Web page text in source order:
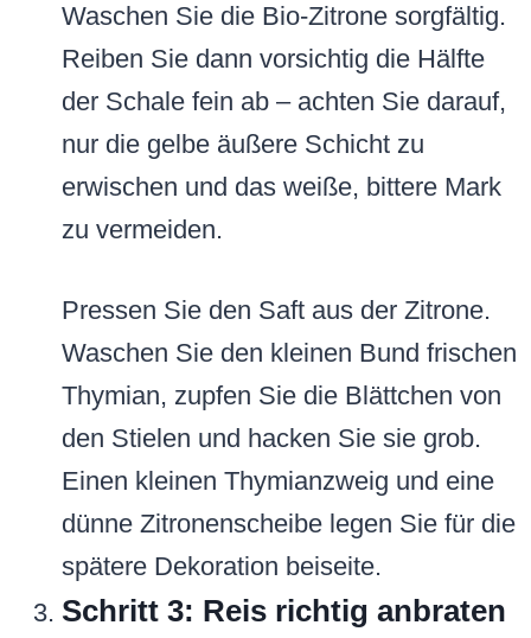
Waschen Sie die Bio-Zitrone sorgfältig.
Reiben Sie dann vorsichtig die Hälfte
der Schale fein ab – achten Sie darauf,
nur die gelbe äußere Schicht zu
erwischen und das weiße, bittere Mark
zu vermeiden.
Pressen Sie den Saft aus der Zitrone.
Waschen Sie den kleinen Bund frischen
Thymian, zupfen Sie die Blättchen von
den Stielen und hacken Sie sie grob.
Einen kleinen Thymianzweig und eine
dünne Zitronenscheibe legen Sie für die
spätere Dekoration beiseite.
Schritt 3: Reis richtig anbraten